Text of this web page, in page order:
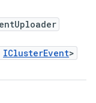
IClusterEvent>